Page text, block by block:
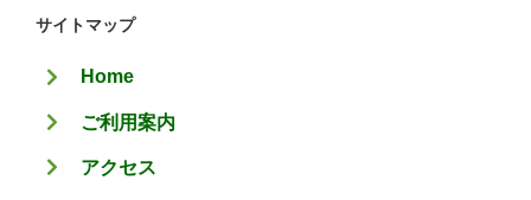
ゴ
ー
サイトマップ
Home
ご利用案内
アクセス